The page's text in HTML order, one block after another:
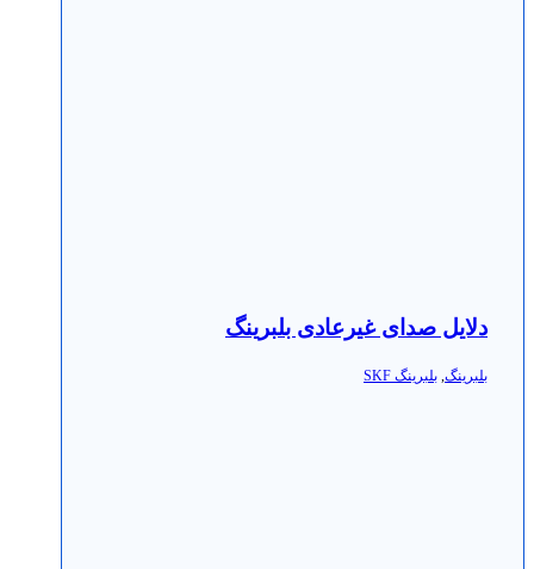
دلایل صدای غیرعادی بلبرینگ
بلبرینگ بلبرینگ SKF